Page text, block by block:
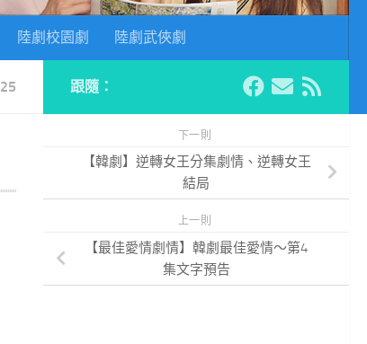
陸劇校園劇 陸劇武俠劇
25 跟隨：
下一則
【韓劇】逆轉女王分集劇情、逆轉女王
結局
上一則
【最佳愛情劇情】韓劇最佳愛情～第4
集文字預告